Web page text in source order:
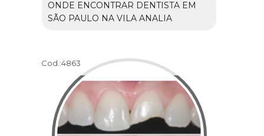
ONDE ENCONTRAR DENTISTA EM
SÃO PAULO NA VILA ANALIA
Cod.:4863